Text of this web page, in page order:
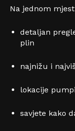
Na jednom
detaljan
plin
najnižu i
lokacije
savjete kako